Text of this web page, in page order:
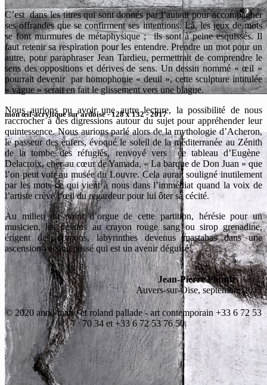
mon œil-acrylique sur ardoise - 128 x 132 - 2017
C’est dans les titres qui sont donnés par l’auteur pour accompagner
ses offrandes que se confirment ses intentions. Là, les jeux de mots
se font murmures de métaphysique ; ils sont à peine esquissés. Il
faut retenir sa respiration pour les entendre. Prendre un mot pour un
autre, pour paraphraser Jean Tardieu, permettrait de comprendre le
sens des oppositions et dérives de sens. Un dessin nommé « œil »
pourrait devenir par homophonie « deuil », cette sculpture intitulée
« vague » serait en fait le glissement vers une blague.
Nous aurions pu avoir une autre lecture, la possibilité de nous
raccrocher à des digressions autour du sujet pour appréhender leur
quintessence. Nous aurions parlé alors de la mythologie d’Acheron,
le passeur des enfers, évoqué le soleil de la méditerranée au Zénith
de la tombe des réfugiés, renvoyé vers ce tableau d’Eugène
Delacroix, cher au cœur de Yamada, « La barque de Don Juan » que
l’on peut voir au musée du Louvre. Cela aurait souligné inutilement
par les mots ce qui vient à nous dans l’immédiat quand la voix de
l’artiste crève l’œil du regardeur pour lui ôter sa cécité.
Au milieu du point d’orgue de cette partition, hérésie pour un
musicien, les dessins au crayon rouge sang ou sirop grenadine,
érigent des donjons, labyrinthes devenus mastabas dans une
ascension vers un passé qui est un avenir déguisé.
Jean-Pierre Plundr
Auvers-sur-Oise, septembre 2017
© 2020 anne-marie et roland pallade - art contemporain +33 6 72 53
70 34 et +33 6 72 53 76 50